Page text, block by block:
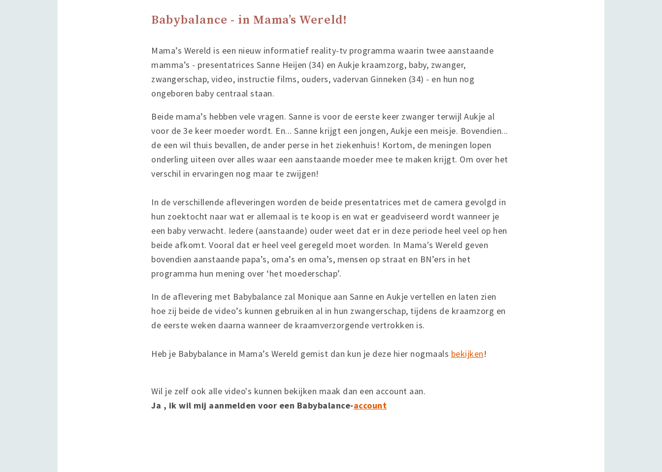
Babybalance - in Mama’s Wereld!
Mama’s Wereld is een nieuw informatief reality-tv programma waarin twee aanstaande
mamma’s - presentatrices Sanne Heijen (34) en Aukje kraamzorg, baby, zwanger,
zwangerschap, video, instructie films, ouders, vadervan Ginneken (34) - en hun nog
ongeboren baby centraal staan.
Beide mama’s hebben vele vragen. Sanne is voor de eerste keer zwanger terwijl Aukje al
voor de 3e keer moeder wordt. En... Sanne krijgt een jongen, Aukje een meisje. Bovendien...
de een wil thuis bevallen, de ander perse in het ziekenhuis! Kortom, de meningen lopen
onderling uiteen over alles waar een aanstaande moeder mee te maken krijgt. Om over het
verschil in ervaringen nog maar te zwijgen!
In de verschillende afleveringen worden de beide presentatrices met de camera gevolgd in
hun zoektocht naar wat er allemaal is te koop is en wat er geadviseerd wordt wanneer je
een baby verwacht. Iedere (aanstaande) ouder weet dat er in deze periode heel veel op hen
beide afkomt. Vooral dat er heel veel geregeld moet worden. In Mama's Wereld geven
bovendien aanstaande papa’s, oma’s en oma’s, mensen op straat en BN’ers in het
programma hun mening over ‘het moederschap’.
In de aflevering met Babybalance zal Monique aan Sanne en Aukje vertellen en laten zien
hoe zij beide de video’s kunnen gebruiken al in hun zwangerschap, tijdens de kraamzorg en
de eerste weken daarna wanneer de kraamverzorgende vertrokken is.
Heb je Babybalance in Mama’s Wereld gemist dan kun je deze hier nogmaals bekijken!
Wil je zelf ook alle video's kunnen bekijken maak dan een account aan.
Ja , ik wil mij aanmelden voor een Babybalance-account